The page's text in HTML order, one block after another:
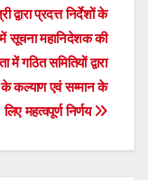
द्वारा प्रदत्त निर्देशों के
सूचना महानिदेशक की
में गठित समितियों द्वारा
के कल्याण एवं सम्मान के
लिए महत्वपूर्ण निर्णय